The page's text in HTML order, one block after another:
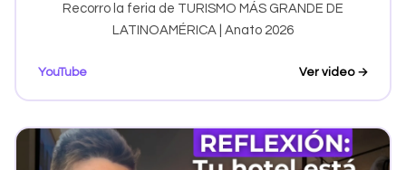
Recorro la feria de TURISMO MÁS GRANDE DE
LATINOAMÉRICA | Anato 2026
YouTube Ver video →